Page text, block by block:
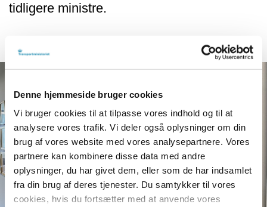
Denne hjemmeside bruger cookies
Vi bruger cookies til at tilpasse vores indhold og til at
analysere vores trafik. Vi deler også oplysninger om din
brug af vores website med vores analysepartnere. Vores
partnere kan kombinere disse data med andre
oplysninger, du har givet dem, eller som de har indsamlet
fra din brug af deres tjenester. Du samtykker til vores
cookies, hvis du fortsætter med at anvende vores
tidligere ministre.